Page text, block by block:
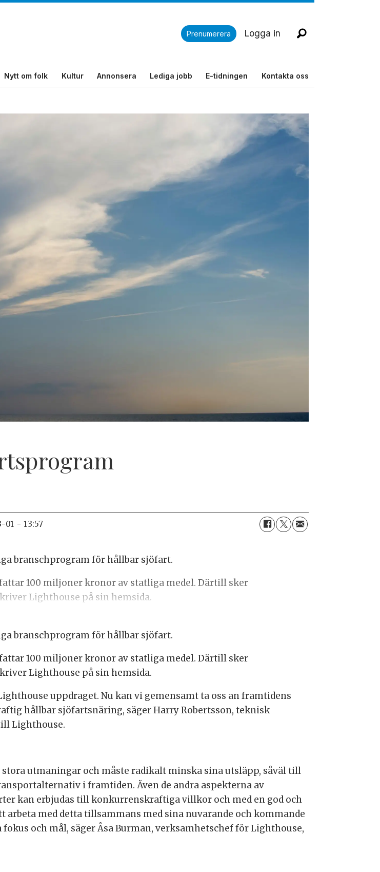
Prenumerera Logga in
Nytt om folk Kultur Annonsera Lediga jobb E-tidningen Kontakta oss
01 - 13:57
branschprogram för hållbar sjöfart.
100 miljoner kronor av statliga medel. Därtill sker
Lighthouse på sin hemsida.
branschprogram för hållbar sjöfart.
100 miljoner kronor av statliga medel. Därtill sker
Lighthouse på sin hemsida.
uppdraget. Nu kan vi gemensamt ta oss an framtidens
hållbar sjöfartsnäring, säger Harry Robertsson, teknisk
Lighthouse.
utmaningar och måste radikalt minska sina utsläpp, såväl till
i framtiden. Även de andra aspekterna av
kan erbjudas till konkurrenskraftiga villkor och med en god och
med detta tillsammans med sina nuvarande och kommande
och mål, säger Åsa Burman, verksamhetschef för Lighthouse,